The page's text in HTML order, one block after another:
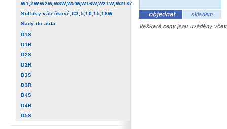
W1,2W,W2W,W3W,W5W,W16W,W21W,W21/5W
Sulfitky válečkové,C3,5,10,15,18W
Sady do auta
D1S
D1R
D2S
D2R
D3S
D3R
D4S
D4R
D5S
skladem
Veškeré ceny jsou uváděny